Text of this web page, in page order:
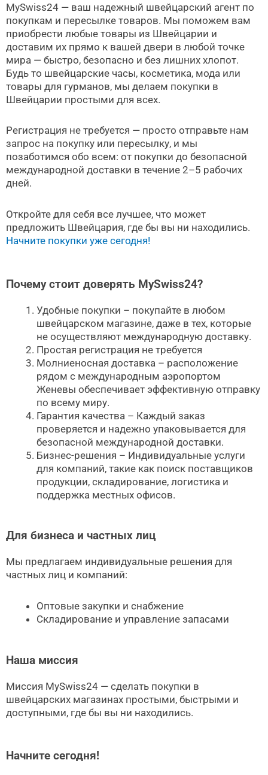
MySwiss24 — ваш надежный швейцарский агент по
покупкам и пересылке товаров. Мы поможем вам
приобрести любые товары из Швейцарии и
доставим их прямо к вашей двери в любой точке
мира — быстро, безопасно и без лишних хлопот.
Будь то швейцарские часы, косметика, мода или
товары для гурманов, мы делаем покупки в
Швейцарии простыми для всех.
Регистрация не требуется — просто отправьте нам
запрос на покупку или пересылку, и мы
позаботимся обо всем: от покупки до безопасной
международной доставки в течение 2–5 рабочих
дней.
Откройте для себя все лучшее, что может
предложить Швейцария, где бы вы ни находились.
Начните покупки уже сегодня!
Почему стоит доверять MySwiss24?
Удобные покупки – покупайте в любом
швейцарском магазине, даже в тех, которые
не осуществляют международную доставку.
Простая регистрация не требуется
Молниеносная доставка – расположение
рядом с международным аэропортом
Женевы обеспечивает эффективную отправку
по всему миру.
Гарантия качества – Каждый заказ
проверяется и надежно упаковывается для
безопасной международной доставки.
Бизнес-решения – Индивидуальные услуги
для компаний, такие как поиск поставщиков
продукции, складирование, логистика и
поддержка местных офисов.
Для бизнеса и частных лиц
Мы предлагаем индивидуальные решения для
частных лиц и компаний:
Оптовые закупки и снабжение
Складирование и управление запасами
Наша миссия
Миссия MySwiss24 — сделать покупки в
швейцарских магазинах простыми, быстрыми и
доступными, где бы вы ни находились.
Начните сегодня!